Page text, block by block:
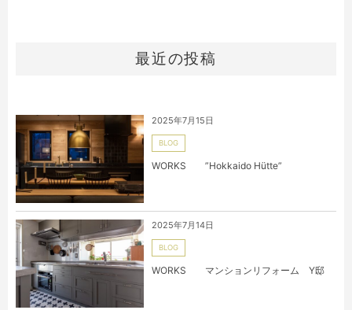
最近の投稿
2025年7月15日
BLOG
WORKS ”Hokkaido Hütte”
2025年7月14日
BLOG
WORKS マンションリフォーム Y邸